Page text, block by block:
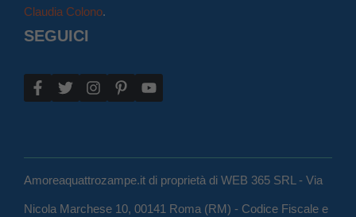
Claudia Colono.
SEGUICI
Amoreaquattrozampe.it di proprietà di WEB 365 SRL - Via
Nicola Marchese 10, 00141 Roma (RM) - Codice Fiscale e